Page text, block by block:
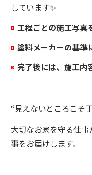
しています✨
工程ごとの施工写真
塗料メーカーの基
完了後には、施工内
“見えないところこそ丁
大切なお家を守る仕
事をお届けします。